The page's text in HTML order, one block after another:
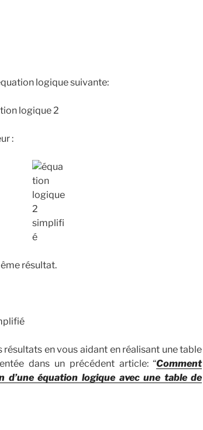
logique suivante:
:
résultat.
en vous aidant en réalisant une table
dans un précédent article: “Comment
d’une équation logique avec une table de